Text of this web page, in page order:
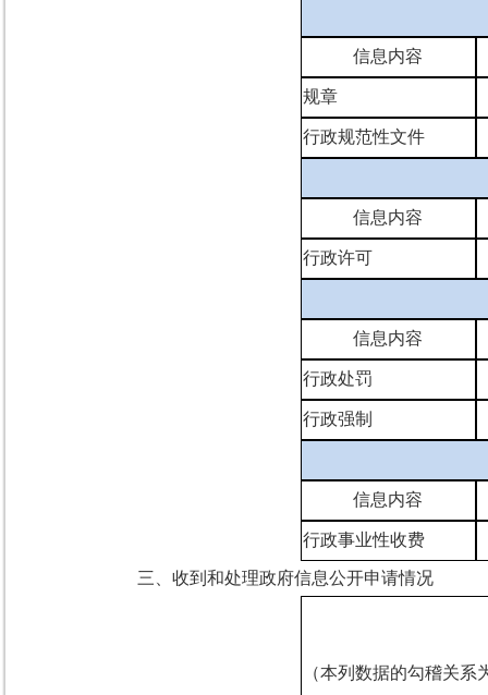
信息内容
规章
行政规范性文件
信息内容
行政许可
信息内容
行政处罚
行政强制
信息内容
行政事业性收费
三、 收到和处理政府信息公开申请情况
（本列数据的勾稽关系